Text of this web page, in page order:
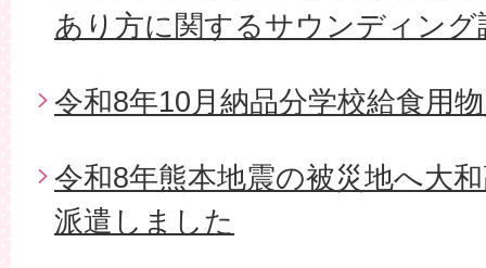
あり方に関するサウンディン
令和8年10月納品分学校給食用
令和8年熊本地震の被災地へ大
派遣しました